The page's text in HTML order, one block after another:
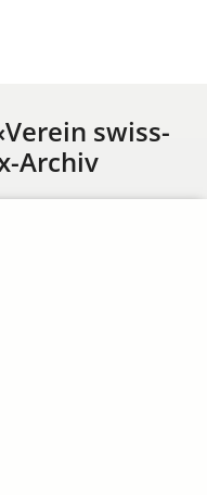
swiss-
Archiv